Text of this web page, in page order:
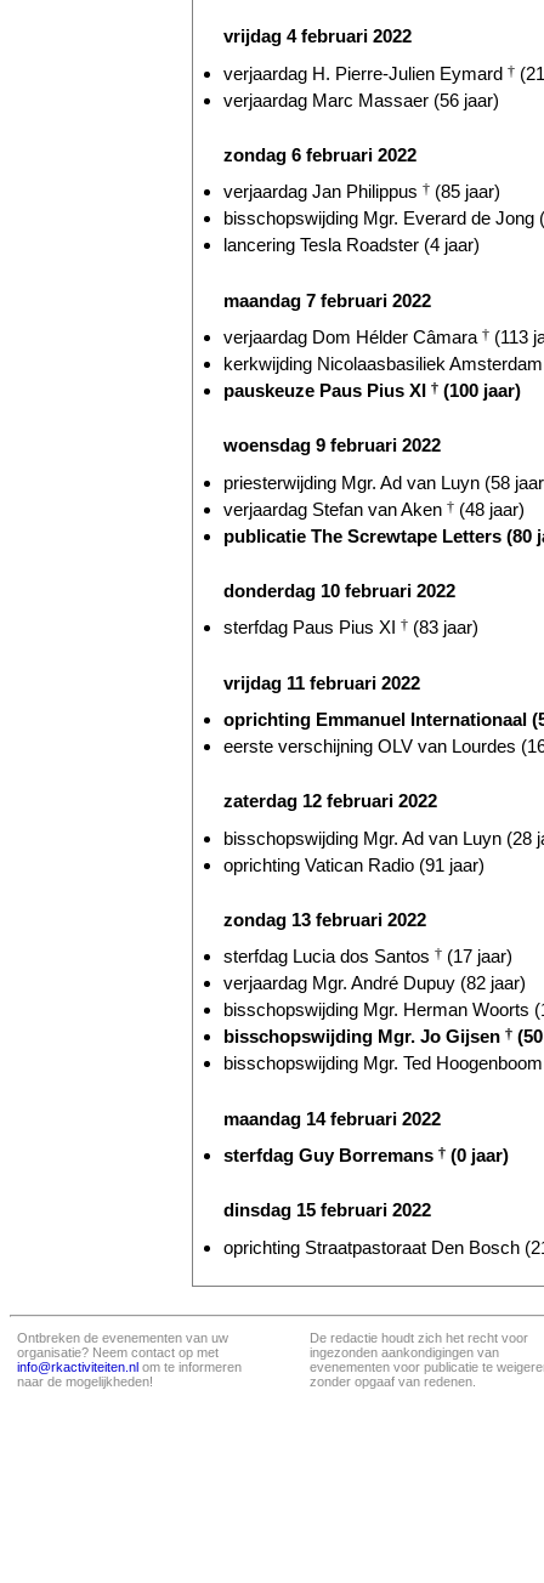
vrijdag 4 februari 2022
verjaardag H. Pierre-Julien Eymard †
verjaardag Marc Massaer (56 jaar)
zondag 6 februari 2022
verjaardag Jan Philippus † (85 jaar)
bisschopswijding Mgr. Everard de Jong
lancering Tesla Roadster (4 jaar)
maandag 7 februari 2022
verjaardag Dom Hélder Câmara † (113
kerkwijding Nicolaasbasiliek
pauskeuze Paus Pius XI † (100 jaar)
woensdag 9 februari 2022
priesterwijding Mgr. Ad van Luyn (58
verjaardag Stefan van Aken † (48 jaar)
publicatie The Screwtape Letters (80
donderdag 10 februari 2022
sterfdag Paus Pius XI † (83 jaar)
vrijdag 11 februari 2022
oprichting Emmanuel Internationaal
eerste verschijning OLV van Lourdes
zaterdag 12 februari 2022
bisschopswijding Mgr. Ad van Luyn (28
oprichting Vatican Radio (91 jaar)
zondag 13 februari 2022
sterfdag Lucia dos Santos † (17 jaar)
verjaardag Mgr. André Dupuy (82 jaar)
bisschopswijding Mgr. Herman Woorts
bisschopswijding Mgr. Jo Gijsen †
bisschopswijding Mgr. Ted
maandag 14 februari 2022
sterfdag Guy Borremans † (0 jaar)
dinsdag 15 februari 2022
oprichting Straatpastoraat Den Bosch
Ontbreken de evenementen van uw
organisatie? Neem contact op met
info@rkactiviteiten.nl om te informeren
naar de mogelijkheden!
De redactie houdt zich het recht voor
ingezonden aankondigingen van
evenementen voor publicatie te
zonder opgaaf van redenen.